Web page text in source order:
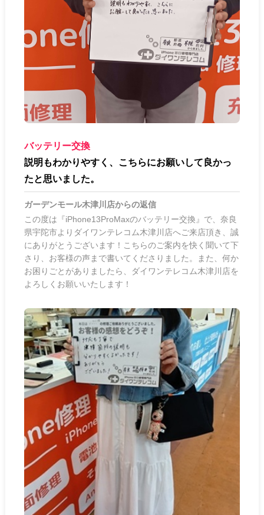
バッテリー交換
説明もわかりやすく、こちらにお願いして良かっ
たと思いました。
ガーデンモール木津川店からの返信
この度は『iPhone13ProMaxのバッテリー交換』で、奈良
県宇陀市よりダイワンテレコム木津川店へご来店頂き、誠
にありがとうございます！こちらのご案内を快く聞いて下
さり、お客様の声まで書いてくださりました。また、何か
お困りごとがありましたら、ダイワンテレコム木津川店を
よろしくお願いいたします！